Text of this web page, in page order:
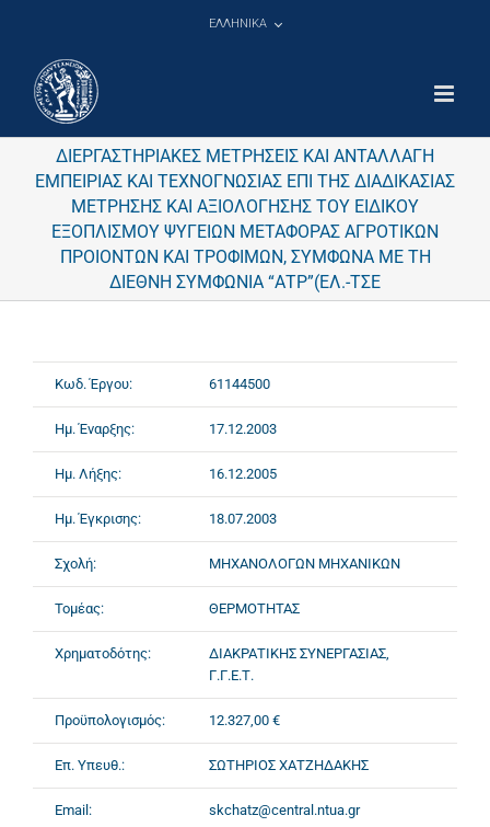
ΕΛΛΗΝΙΚΑ
ΔΙΕΡΓΑΣΤΗΡΙΑΚΕΣ ΜΕΤΡΗΣΕΙΣ ΚΑΙ ΑΝΤΑΛΛΑΓΗ
ΕΜΠΕΙΡΙΑΣ ΚΑΙ ΤΕΧΝΟΓΝΩΣΙΑΣ ΕΠΙ ΤΗΣ ΔΙΑΔΙΚΑΣΙΑΣ
ΜΕΤΡΗΣΗΣ ΚΑΙ ΑΞΙΟΛΟΓΗΣΗΣ ΤΟΥ ΕΙΔΙΚΟΥ
ΕΞΟΠΛΙΣΜΟΥ ΨΥΓΕΙΩΝ ΜΕΤΑΦΟΡΑΣ ΑΓΡΟΤΙΚΩΝ
ΠΡΟΙΟΝΤΩΝ ΚΑΙ ΤΡΟΦΙΜΩΝ, ΣΥΜΦΩΝΑ ΜΕ ΤΗ
ΔΙΕΘΝΗ ΣΥΜΦΩΝΙΑ “ΑΤΡ”(ΕΛ.-ΤΣΕ
Κωδ. Έργου: 61144500
Ημ. Έναρξης: 17.12.2003
Ημ. Λήξης: 16.12.2005
Ημ. Έγκρισης: 18.07.2003
Σχολή: ΜΗΧΑΝΟΛΟΓΩΝ ΜΗΧΑΝΙΚΩΝ
Τομέας: ΘΕΡΜΟΤΗΤΑΣ
Χρηματοδότης:
ΔΙΑΚΡΑΤΙΚΗΣ ΣΥΝΕΡΓΑΣΙΑΣ,
Γ.Γ.Ε.Τ.
Προϋπολογισμός: 12.327,00 €
Επ. Υπευθ.: ΣΩΤΗΡΙΟΣ ΧΑΤΖΗΔΑΚΗΣ
Email: skchatz@central.ntua.gr